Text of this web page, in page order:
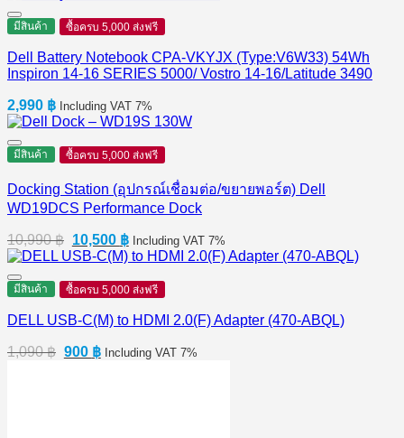
3,290 ฿.2,790 ฿.
มีสินค้า ซื้อครบ 5,000 ส่งฟรี
Dell Battery Notebook CPA-VKYJX (Type:V6W33) 54Wh
Inspiron 14-16 SERIES 5000/ Vostro 14-16/Latitude 3490
2,990 ฿ Including VAT 7%
มีสินค้า ซื้อครบ 5,000 ส่งฟรี
Docking Station (อุปกรณ์เชื่อมต่อ/ขยายพอร์ต) Dell
WD19DCS Performance Dock
10,990฿ Original
price
10,990 ฿.
10,500 ฿Current
price
10,500 ฿.
Including VAT 7%
มีสินค้า ซื้อครบ 5,000 ส่งฟรี
DELL USB-C(M) to HDMI 2.0(F) Adapter (470-ABQL)
1,090฿ Original
900 ฿Current
Including VAT 7%